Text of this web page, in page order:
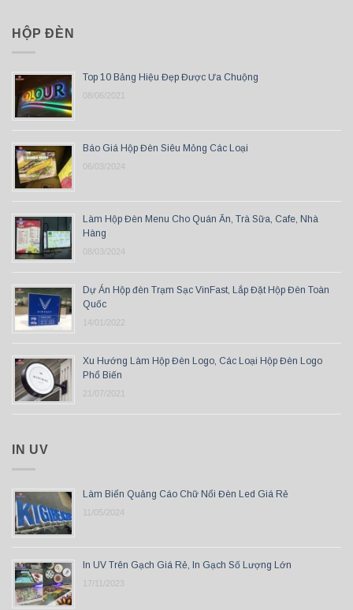
HỘP ĐÈN
Top 10 Bảng Hiệu Đẹp Được Ưa Chuộng
08/06/2021
Báo Giá Hộp Đèn Siêu Mỏng Các Loại
06/03/2024
Làm Hộp Đèn Menu Cho Quán Ăn, Trà Sữa, Cafe, Nhà
Hàng
08/03/2024
Dự Án Hộp đèn Trạm Sạc VinFast, Lắp Đặt Hộp Đèn Toàn
Quốc
14/01/2022
Xu Hướng Làm Hộp Đèn Logo, Các Loại Hộp Đèn Logo
Phổ Biến
21/07/2021
IN UV
Làm Biển Quảng Cáo Chữ Nổi Đèn Led Giá Rẻ
11/05/2024
In UV Trên Gạch Giá Rẻ, In Gạch Số Lượng Lớn
17/11/2023